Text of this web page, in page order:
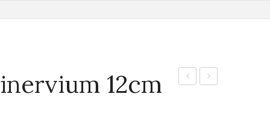
12cm